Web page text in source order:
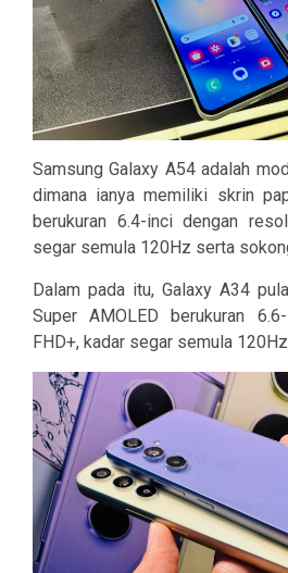
Samsung Galaxy A54 adalah
dimana ianya memiliki skrin
berukuran 6.4-inci dengan
segar semula 120Hz serta
Dalam pada itu, Galaxy A34
Super AMOLED berukuran
FHD+, kadar segar semula